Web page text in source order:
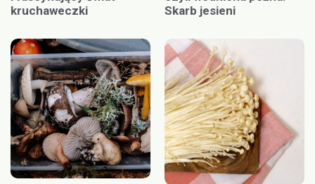
kruchaweczki
Skarb jesieni